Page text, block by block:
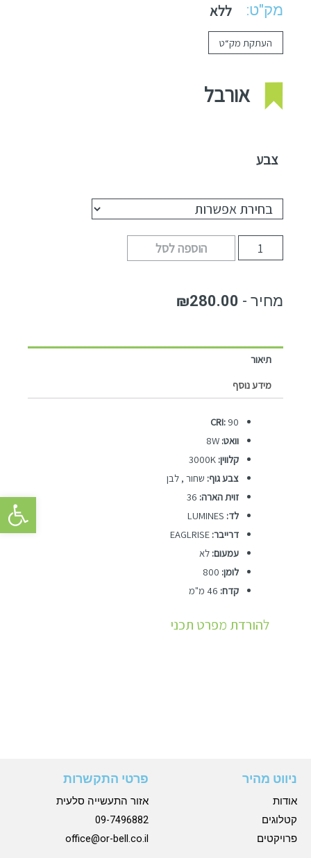
פתח
מק"ט: ללא
העתקת מק“ט
אורבל
צבע
הוספה לסל
₪280.00
תיאור
מידע נוסף
CRI: 90
וואט: 8W
קלווין: 3000K
צבע גוף: שחור , לבן
זוית הארה: 36
לד: LUMINES
דרייבר: EAGLRISE
עמעום: לא
לומן: 800
קדח: 46 מ"מ
להורדת מפרט תכני
ניווט מהיר
אודות
קטלוגים
פרויקטים
פרטי התקשרות
אזור התעשייה סלעית
09-7496882
office@or-bell.co.il